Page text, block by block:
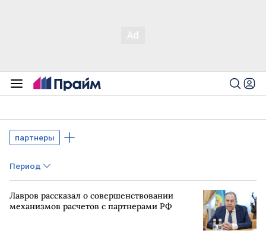
партнеры
Период
Лавров рассказал о совершенствовании
механизмов расчетов с партнерами РФ